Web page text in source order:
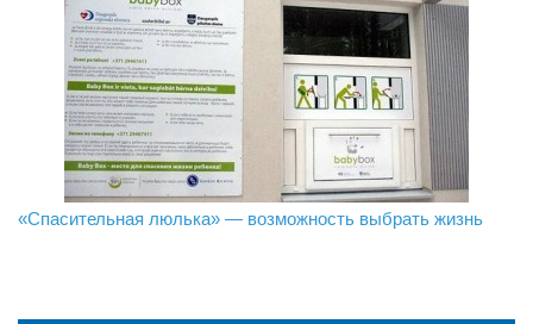
В Даугавпилсе определили сильнейших в пляжном
«Спасительная люлька» — возможность выбрать жизнь
Новое поколение пограничников: Даугавпилсское